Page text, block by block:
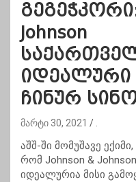
გეგეჭკორი:
Johnson
იდეალური
ჩინურ
მარტი 30, 2021
აშშ-ში მომუშავე
რომ Johnson &
იდეალურია მისი